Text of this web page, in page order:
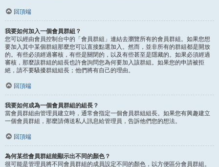
回頂端
我要如何加入一個會員群組？
您可以經由會員控制台中的「會員群組」連結去瀏覽所有的會員群組。如果您想
要加入其中某個群組那麼您可以直接點選加入。然而，並非所有的群組都是開放
的。有些必須經過審核，有些是關閉的，以及有些甚至是隱藏的。如果必須經過
審核，那麼該群組的組長也許會詢問您為何要加入該群組。如果您的申請被拒
絕，請不要騷擾群組組長；他們將有自己的理由。
回頂端
我要如何成為一個會員群組的組長？
當會員群組由管理員建立時，通常會指定一個會員群組組長。如果您有興趣建立
一個會員群組，那麼請傳送私人訊息給管理員，告訴他們您的想法。
回頂端
為何某些會員群組能顯示出不同的顏色？
很可能是管理員將不同會員群組的成員設定不同的顏色，以方便區分會員群組。